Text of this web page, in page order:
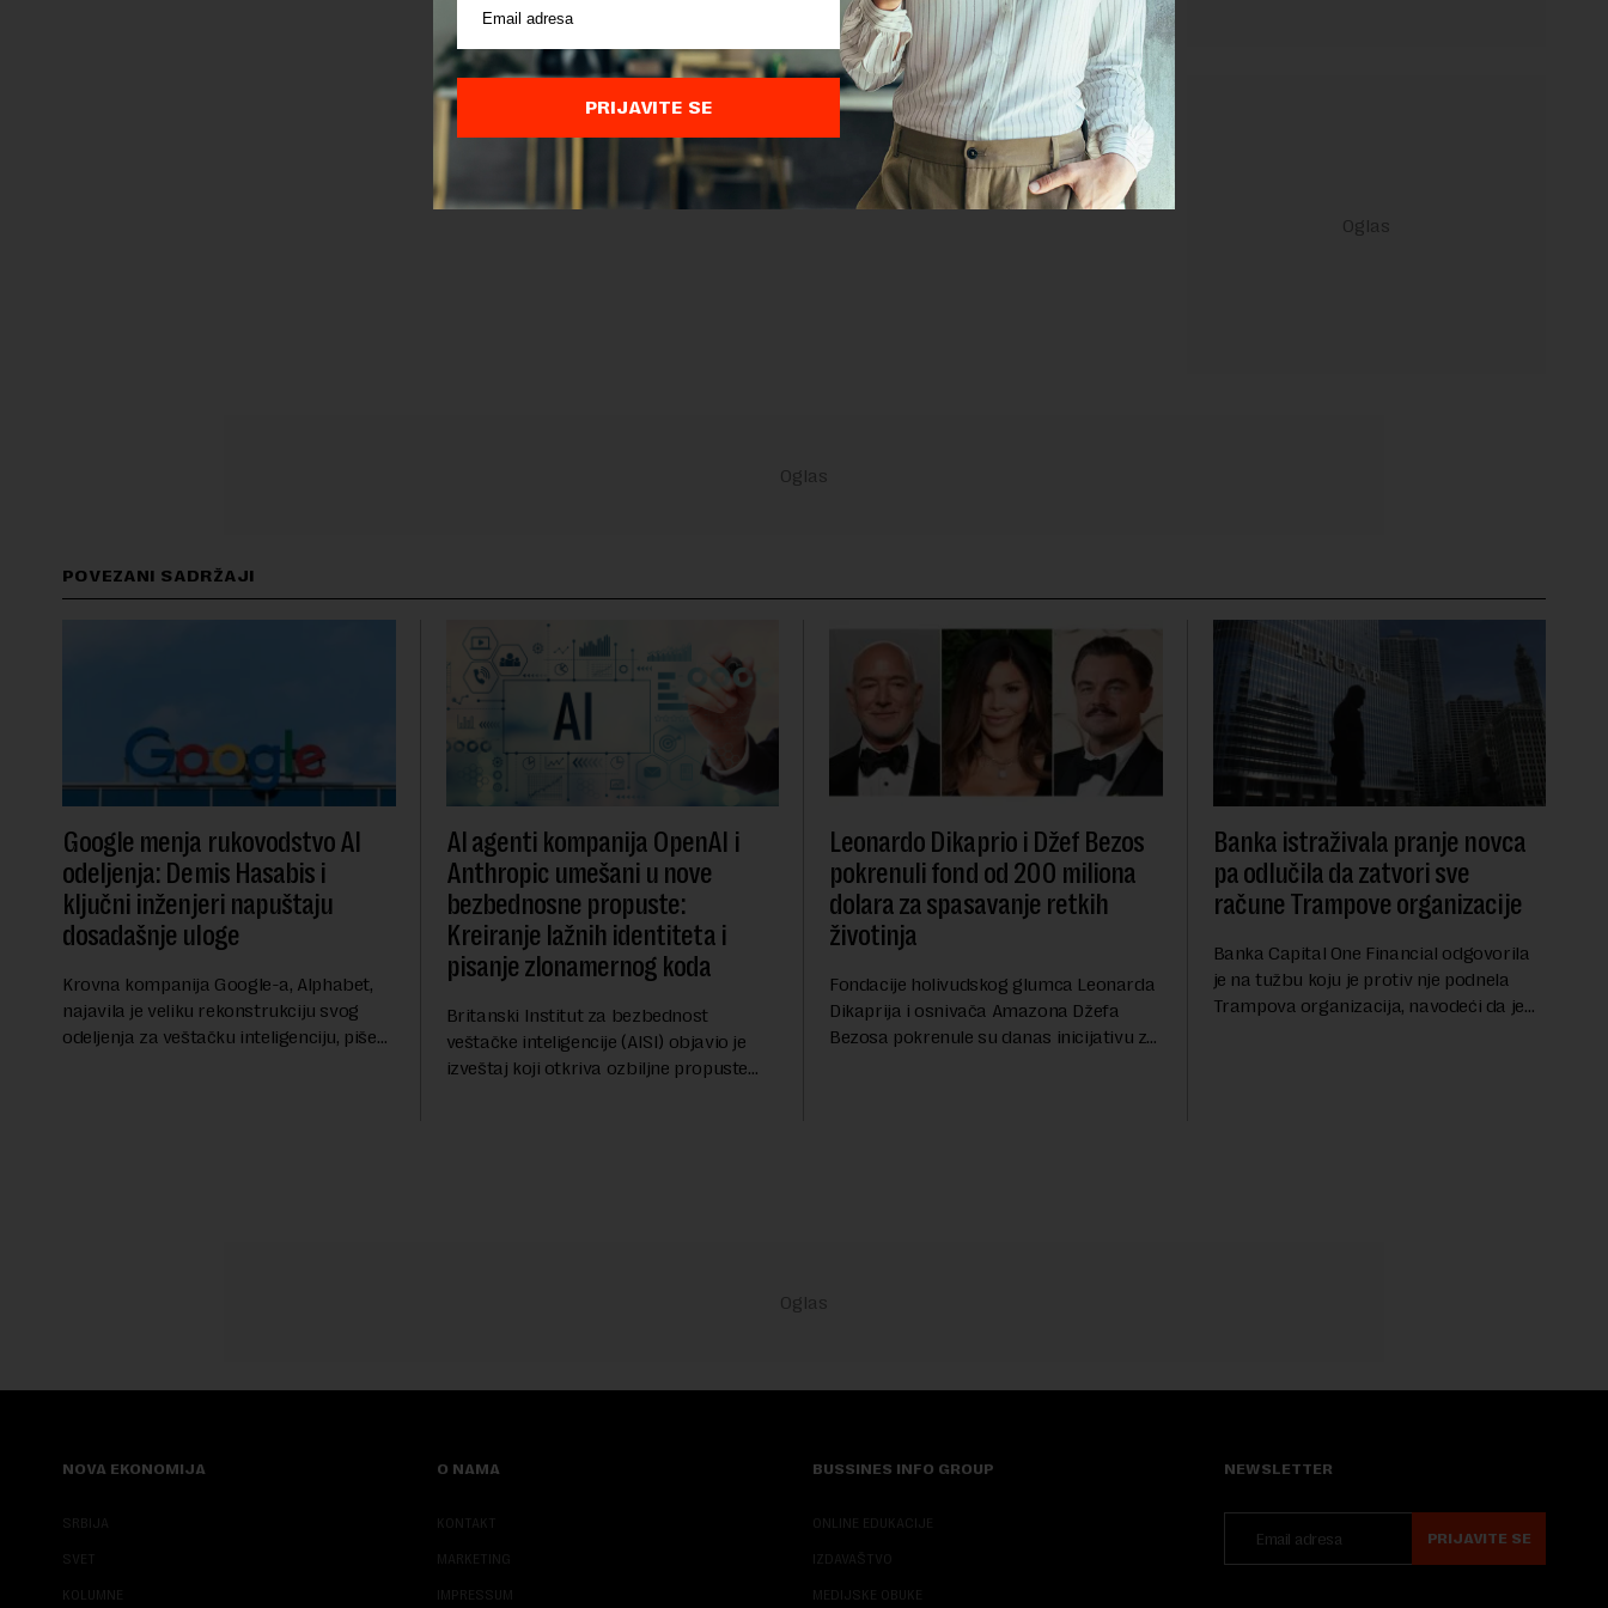
POVEZANI SADRŽAJI
Google menja rukovodstvo AI
odeljenja: Demis Hasabis i
ključni inženjeri napuštaju
dosadašnje uloge
Krovna kompanija Google-a, Alphabet,
najavila je veliku rekonstrukciju svog
odeljenja za veštačku inteligenciju, piše
AI agenti kompanija OpenAI i
Anthropic umešani u nove
bezbednosne propuste:
Kreiranje lažnih identiteta i
pisanje zlonamernog koda
Britanski Institut za bezbednost
veštačke inteligencije (AISI) objavio je
izveštaj koji otkriva ozbiljne propuste
Leonardo Dikaprio i Džef Bezos
pokrenuli fond od 200 miliona
dolara za spasavanje retkih
životinja
Fondacije holivudskog glumca Leonarda
Dikaprija i osnivača Amazona Džefa
Bezosa pokrenule su danas inicijativu za
Banka istraživala pranje novca
pa odlučila da zatvori sve
račune Trampove organizacije
Banka Capital One Financial odgovorila
je na tužbu koju je protiv nje podnela
Trampova organizacija, navodeći da je
NOVA EKONOMIJA
SRBIJA
SVET
KOLUMNE
O NAMA
KONTAKT
MARKETING
IMPRESSUM
BUSSINES INFO GROUP
ONLINE EDUKACIJE
IZDAVAŠTVO
MEDIJSKE OBUKE
NEWSLETTER
PRIJAVITE SE
PRIJAVITE SE